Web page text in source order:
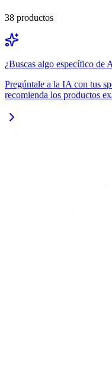
38 productos
¿Buscas algo específico de
Pregúntale a la IA con tus
recomienda los productos